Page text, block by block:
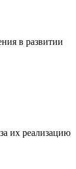
в развитии
их реализацию